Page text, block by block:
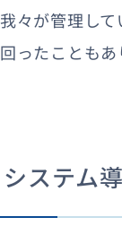
我々が管理し
回ったこともあ
システム